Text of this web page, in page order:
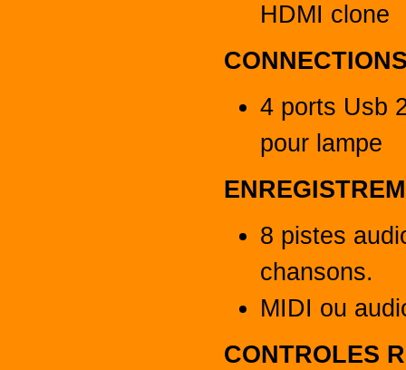
HDMI clone
4 ports Usb
pour lampe
8 pistes
chansons.
MIDI ou
CONTROLES